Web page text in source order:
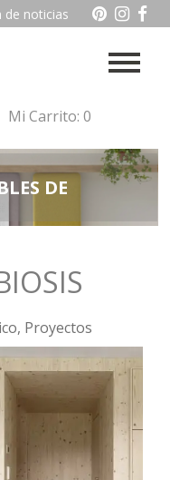
de noticias
Mi Carrito: 0
DE
, Proyectos